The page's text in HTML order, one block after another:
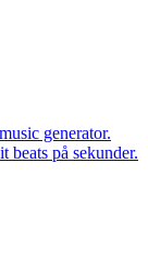
generator.
på sekunder.